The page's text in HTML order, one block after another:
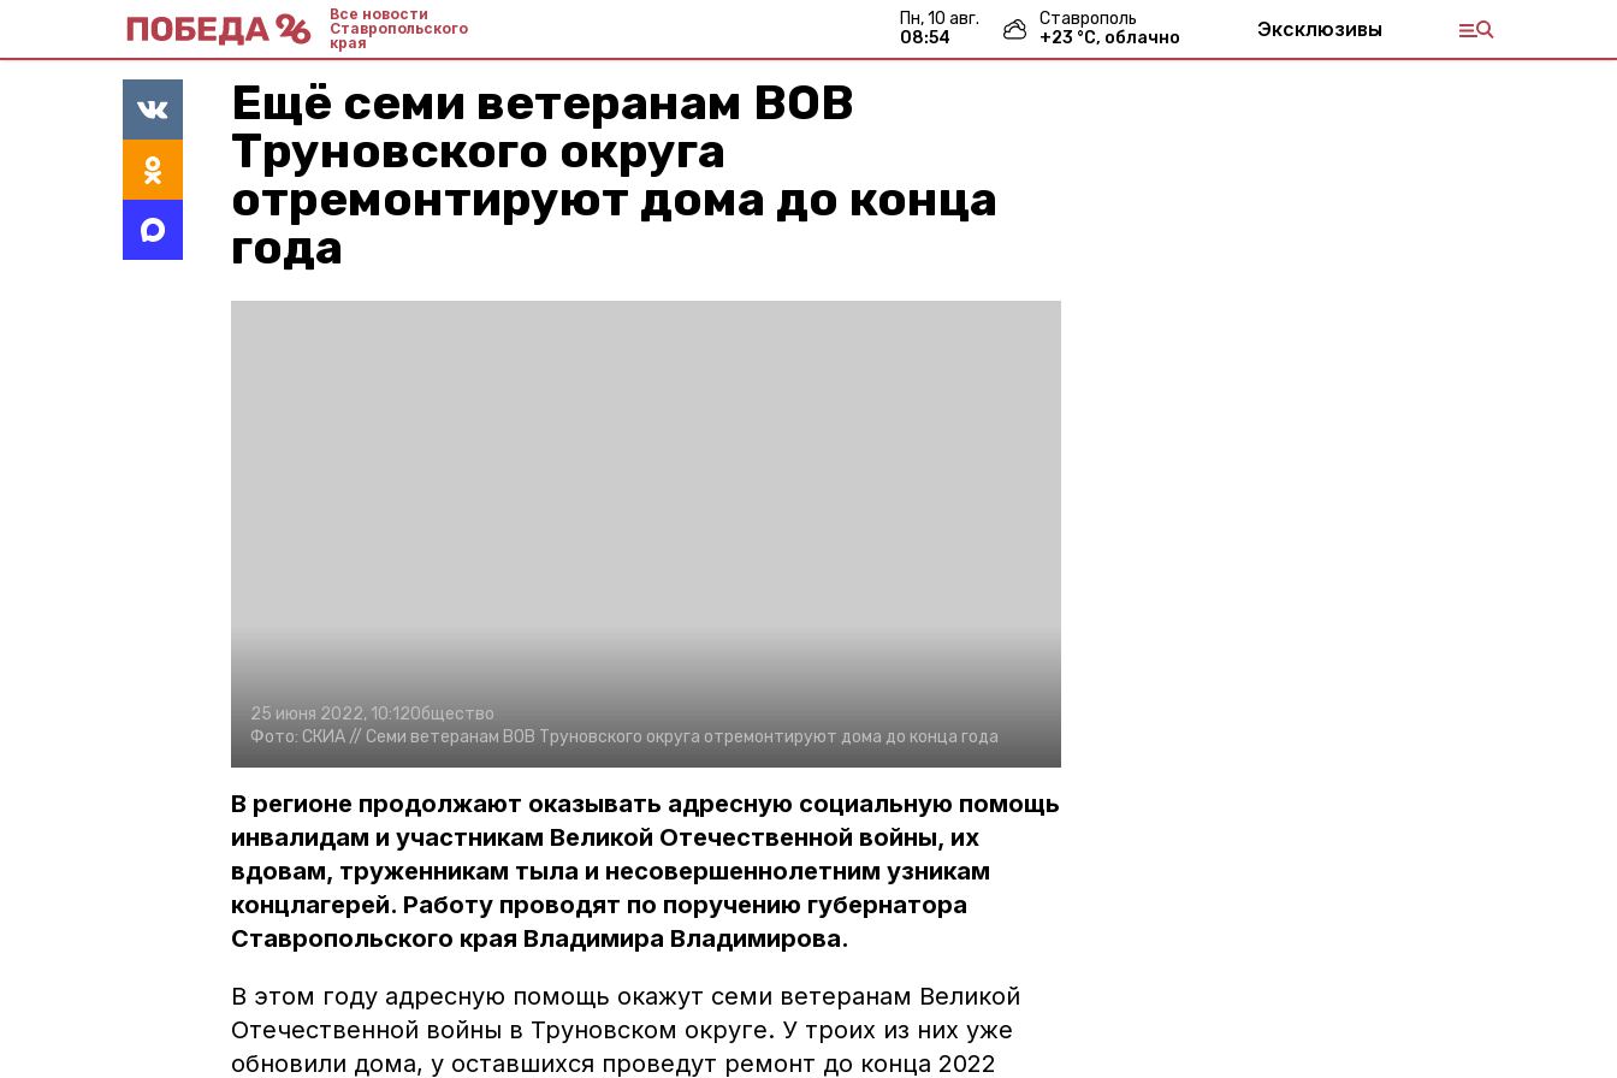
Все новости
Ставропольского
края
пн, 10 авг.
08:54
Ставрополь
+23 °С, облачно Эксклюзивы
Ещё семи ветеранам ВОВ
Труновского округа
отремонтируют дома до конца
года
25 июня 2022, 10:12Общество
Фото: СКИА // Семи ветеранам ВОВ Труновского округа отремонтируют дома до конца года
В регионе продолжают оказывать адресную социальную помощь
инвалидам и участникам Великой Отечественной войны, их
вдовам, труженникам тыла и несовершеннолетним узникам
концлагерей. Работу проводят по поручению губернатора
Ставропольского края Владимира Владимирова.
В этом году адресную помощь окажут семи ветеранам Великой
Отечественной войны в Труновском округе. У троих из них уже
обновили дома, у оставшихся проведут ремонт до конца 2022